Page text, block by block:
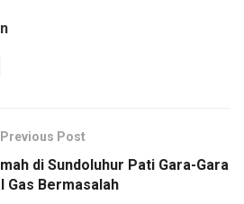
Previous Post
di Sundoluhur Pati Gara-Gara
Gas Bermasalah